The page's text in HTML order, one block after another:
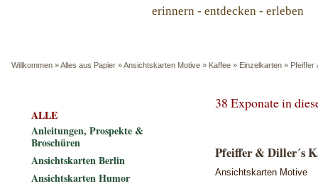
erinnern - entdecken - erleben
Willkommen »Alles aus Papier »Ansichtskarten Motive » Kaffee » Einzelkarten » Pfeiffer
38 Exponate in
Pfeiffer & Diller´s
Ansichtskarten Motive
ALLE
Anleitungen, Prospekte &
Broschüren
Ansichtskarten Berlin
Ansichtskarten Humor